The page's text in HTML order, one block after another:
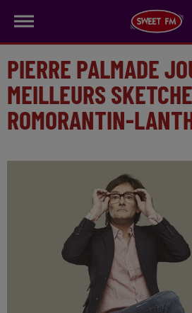
PIERRE PALMADE
MEILLEURS
ROMORANTIN-